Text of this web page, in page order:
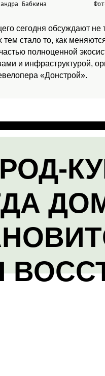
Бабкина
сегодня обсуждают
тем стало то, как
полноценной
и инфраструктурой,
«Донстрой».